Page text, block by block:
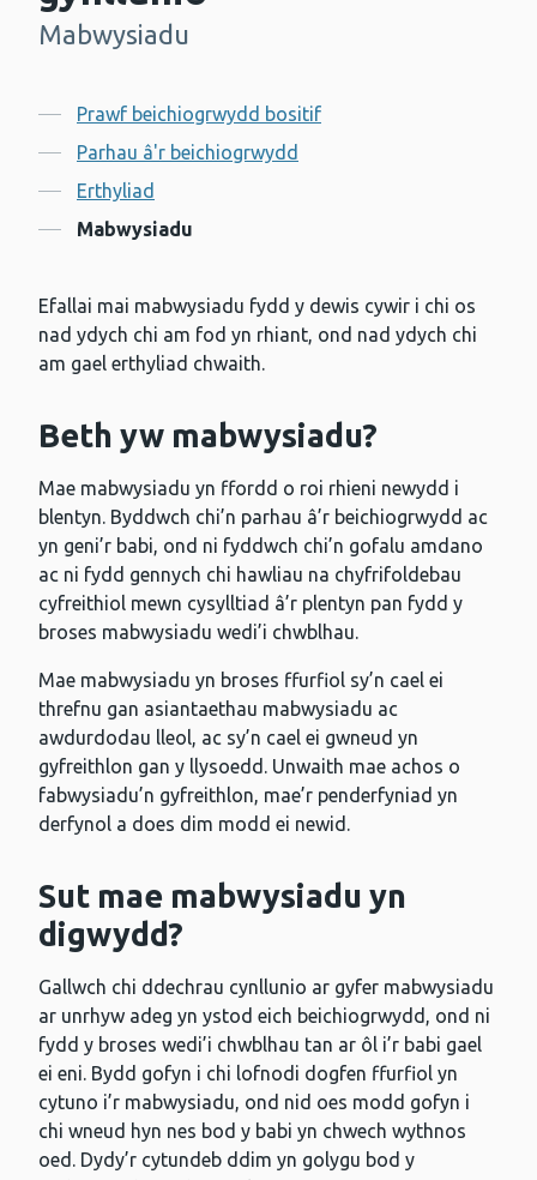
-
Mabwysiadu
Cynnwys
Prawf beichiogrwydd bositif
Parhau â'r beichiogrwydd
Erthyliad
Mabwysiadu
Efallai mai mabwysiadu fydd y dewis cywir i chi os
nad ydych chi am fod yn rhiant, ond nad ydych chi
am gael erthyliad chwaith.
Beth yw mabwysiadu?
Mae mabwysiadu yn ffordd o roi rhieni newydd i
blentyn. Byddwch chi’n parhau â’r beichiogrwydd ac
yn geni’r babi, ond ni fyddwch chi’n gofalu amdano
ac ni fydd gennych chi hawliau na chyfrifoldebau
cyfreithiol mewn cysylltiad â’r plentyn pan fydd y
broses mabwysiadu wedi’i chwblhau.
Mae mabwysiadu yn broses ffurfiol sy’n cael ei
threfnu gan asiantaethau mabwysiadu ac
awdurdodau lleol, ac sy’n cael ei gwneud yn
gyfreithlon gan y llysoedd. Unwaith mae achos o
fabwysiadu’n gyfreithlon, mae’r penderfyniad yn
derfynol a does dim modd ei newid.
Sut mae mabwysiadu yn
digwydd?
Gallwch chi ddechrau cynllunio ar gyfer mabwysiadu
ar unrhyw adeg yn ystod eich beichiogrwydd, ond ni
fydd y broses wedi’i chwblhau tan ar ôl i’r babi gael
ei eni. Bydd gofyn i chi lofnodi dogfen ffurfiol yn
cytuno i’r mabwysiadu, ond nid oes modd gofyn i
chi wneud hyn nes bod y babi yn chwech wythnos
oed. Dydy’r cytundeb ddim yn golygu bod y